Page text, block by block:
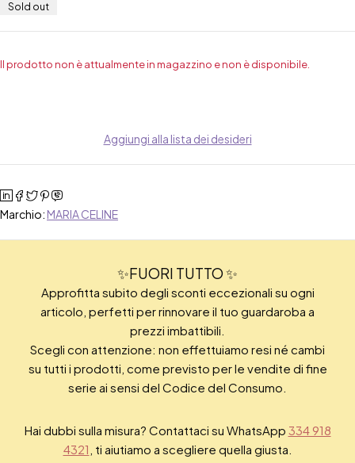
Sold out
Il prodotto non è attualmente in magazzino e non è disponibile.
Aggiungi alla lista dei desideri
Marchio: MARIA CELINE
✨FUORI TUTTO ✨
Approfitta subito degli sconti eccezionali su ogni
articolo, perfetti per rinnovare il tuo guardaroba a
prezzi imbattibili.
Scegli con attenzione: non effettuiamo resi né cambi
su tutti i prodotti, come previsto per le vendite di fine
serie ai sensi del Codice del Consumo.
Hai dubbi sulla misura? Contattaci su WhatsApp 334 918
4321 , ti aiutiamo a scegliere quella giusta.